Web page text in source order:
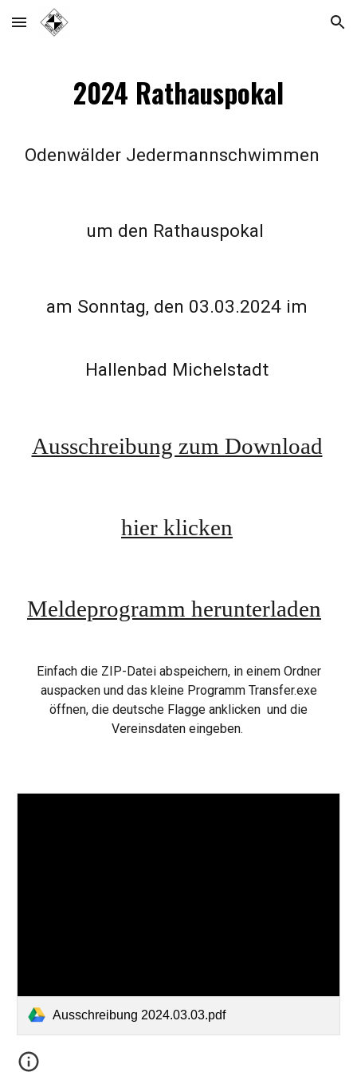
Skip to main content Skip to navigation
2024 Rathauspokal
Odenwälder Jedermannschwimmen
um den Rathauspokal
am Sonntag, den 03.03.2024 im
Hallenbad Michelstadt
Ausschreibung zum Download
hier klicken
Meldeprogramm herunterladen
Einfach die ZIP-Datei abspeichern, in einem Ordner
auspacken und das kleine Programm Transfer.exe
öffnen, die deutsche Flagge anklicken und die
Vereinsdaten eingeben.
Ausschreibung 2024.03.03.pdf